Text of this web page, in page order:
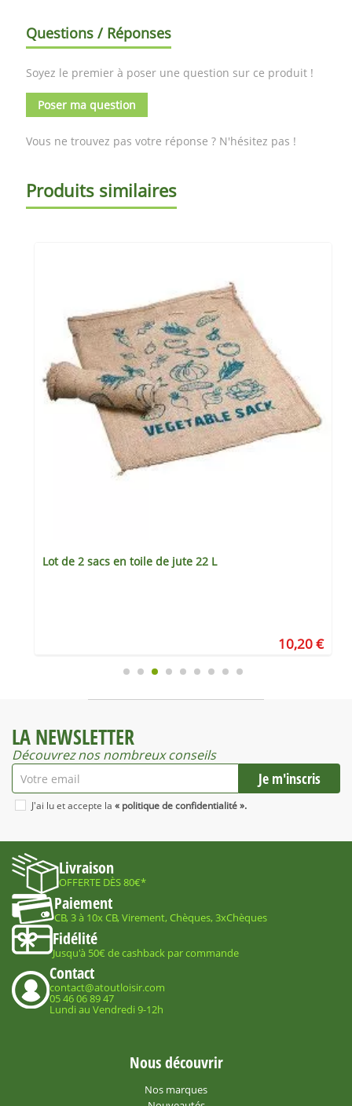
Questions / Réponses
Soyez le premier à poser une question sur ce produit !
Poser ma question
Vous ne trouvez pas votre réponse ? N'hésitez pas !
Produits similaires
Lot de 2 sacs en toile de jute 22 L
10,20 €
LA NEWSLETTER
Découvrez nos nombreux conseils
J'ai lu et accepte la « politique de confidentialité ».
Livraison
OFFERTE DÈS 80€*
Paiement
CB, 3 à 10x CB, Virement, Chèques, 3xChèques
Fidélité
Jusqu'à 50€ de cashback par commande
Contact
contact@atoutloisir.com
05 46 06 89 47
Lundi au Vendredi 9-12h
Nous découvrir
Nos marques